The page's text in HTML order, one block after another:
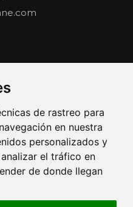
de rastreo para
en nuestra
personalizados y
el tráfico en
de donde llegan
Aviso legal